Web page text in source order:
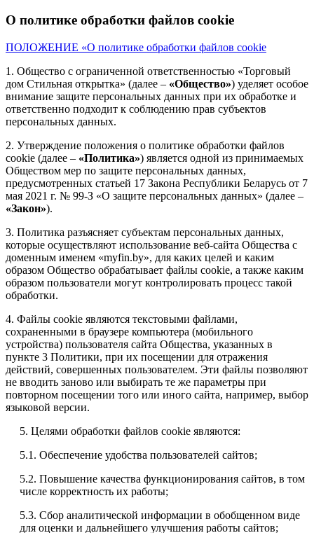
О политике обработки файлов cookie
ПОЛОЖЕНИЕ «О политике обработки файлов cookie
1. Общество с ограниченной ответственностью «Торговый
дом Стильная открытка» (далее – «Общество») уделяет особое
внимание защите персональных данных при их обработке и
ответственно подходит к соблюдению прав субъектов
персональных данных.
2. Утверждение положения о политике обработки файлов
cookie (далее – «Политика») является одной из принимаемых
Обществом мер по защите персональных данных,
предусмотренных статьей 17 Закона Республики Беларусь от 7
мая 2021 г. № 99-З «О защите персональных данных» (далее –
«Закон»).
3. Политика разъясняет субъектам персональных данных,
которые осуществляют использование веб-сайта Общества с
доменным именем «myfin.by», для каких целей и каким
образом Общество обрабатывает файлы cookie, а также каким
образом пользователи могут контролировать процесс такой
обработки.
4. Файлы cookie являются текстовыми файлами,
сохраненными в браузере компьютера (мобильного
устройства) пользователя сайта Общества, указанных в
пункте 3 Политики, при их посещении для отражения
действий, совершенных пользователем. Эти файлы позволяют
не вводить заново или выбирать те же параметры при
повторном посещении того или иного сайта, например, выбор
языковой версии.
5. Целями обработки файлов cookie являются:
5.1. Обеспечение удобства пользователей сайтов;
5.2. Повышение качества функционирования сайтов, в том
числе корректность их работы;
5.3. Сбор аналитической информации в обобщенном виде
для оценки и дальнейшего улучшения работы сайтов;